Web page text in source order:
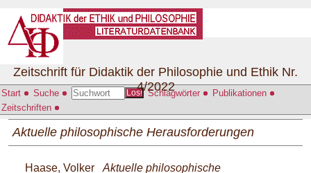
Start Suche Los! Schlagwörter
Publikationen
Zeitschriften
Zeitschrift für Didaktik der Philosophie und Ethik Nr.
4/2022
Aktuelle philosophische Herausforderungen
Haase, Volker
Aktuelle philosophische